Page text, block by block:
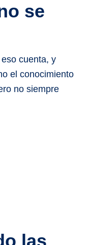
se
cuenta, y
el conocimiento
no siempre